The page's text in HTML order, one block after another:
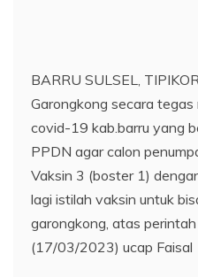
BARRU SULSEL,
Garongkong secara
covid-19 kab.barru yang
PPDN agar calon
Vaksin 3 (boster 1)
lagi istilah vaksin untuk
garongkong, atas
(17/03/2023) ucap Faisal